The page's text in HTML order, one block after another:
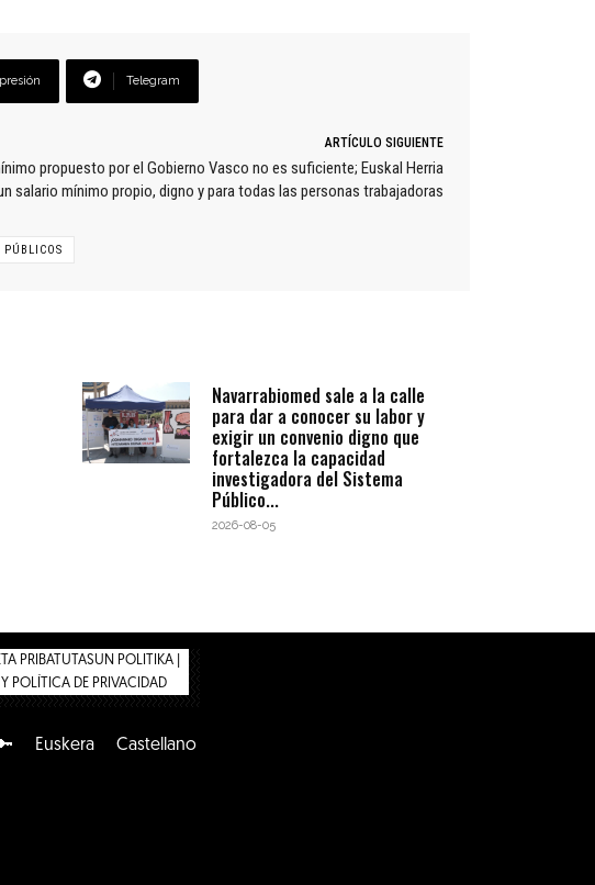
Telegram
ARTÍCULO SIGUIENTE
propuesto por el Gobierno Vasco no es suficiente; Euskal Herria
salario mínimo propio, digno y para todas las personas trabajadoras
PÚBLICOS
Navarrabiomed sale a la calle
para dar a conocer su labor y
exigir un convenio digno que
fortalezca la capacidad
investigadora del Sistema
Público...
2026-08-05
PRIBATUTASUN POLITIKA |
POLÍTICA DE PRIVACIDAD
Euskera Castellano